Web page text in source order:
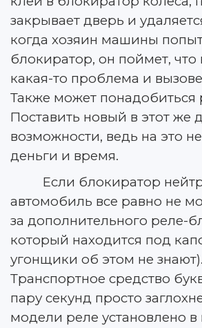
закрывает дверь и
когда хозяин машины
блокиратор, он поймет, что
какая-то проблема и
Также может понадобиться
Поставить новый в этот же
возможности, ведь на это
деньги и время.
Если блокиратор
автомобиль все равно не
за дополнительного реле-
который находится под
угонщики об этом не знают).
Транспортное средство
пару секунд просто
модели реле установлено в